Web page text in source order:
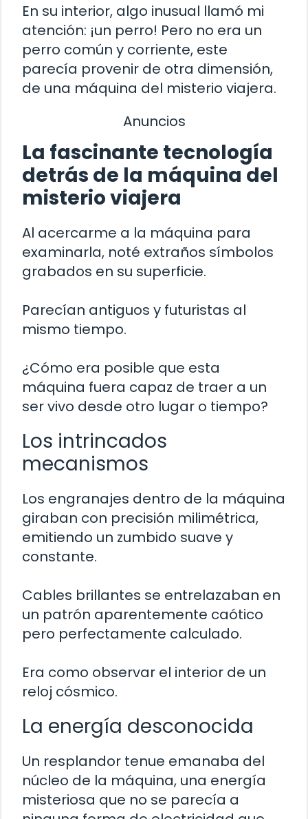
En su interior, algo inusual llamó mi
atención: ¡un perro! Pero no era un
perro común y corriente, este
parecía provenir de otra dimensión,
de una máquina del misterio viajera.
Anuncios
La fascinante tecnología
detrás de la máquina del
misterio viajera
Al acercarme a la máquina para
examinarla, noté extraños símbolos
grabados en su superficie.
Parecían antiguos y futuristas al
mismo tiempo.
¿Cómo era posible que esta
máquina fuera capaz de traer a un
ser vivo desde otro lugar o tiempo?
Los intrincados
mecanismos
Los engranajes dentro de la máquina
giraban con precisión milimétrica,
emitiendo un zumbido suave y
constante.
Cables brillantes se entrelazaban en
un patrón aparentemente caótico
pero perfectamente calculado.
Era como observar el interior de un
reloj cósmico.
La energía desconocida
Un resplandor tenue emanaba del
núcleo de la máquina, una energía
misteriosa que no se parecía a